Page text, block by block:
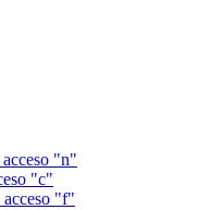
"n"
"c"
acceso "f"